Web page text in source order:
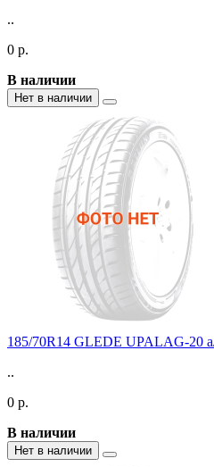
..
0 р.
В наличии
Нет в наличии
185/70R14 GLEDE UPALAG-20
..
0 р.
В наличии
Нет в наличии